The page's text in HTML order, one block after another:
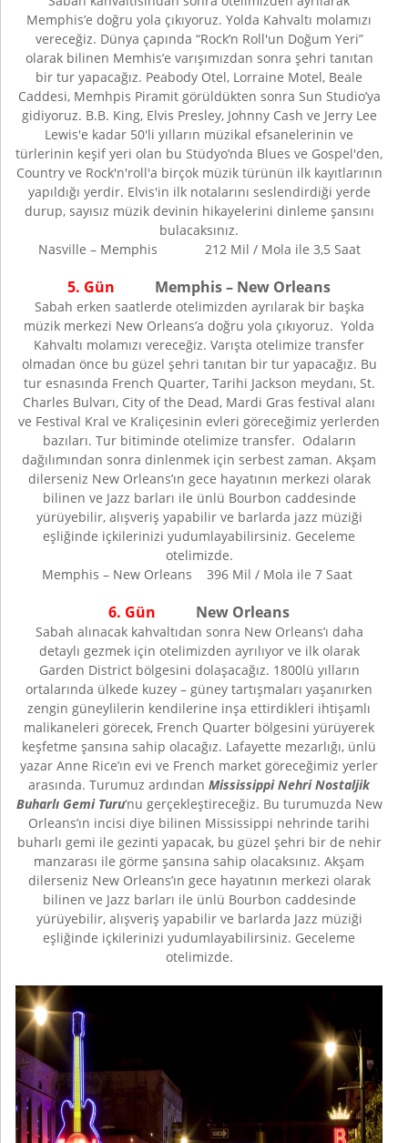
Memphis’e doğru yola çıkıyoruz. Yolda Kahvaltı molamızı
vereceğiz. Dünya çapında “Rock’n Roll'un Doğum Yeri”
olarak bilinen Memhis’e varışımızdan sonra şehri tanıtan
bir tur yapacağız. Peabody Otel, Lorraine Motel, Beale
Caddesi, Memhpis Piramit görüldükten sonra Sun Studio’ya
gidiyoruz. B.B. King, Elvis Presley, Johnny Cash ve Jerry Lee
Lewis'e kadar 50'li yılların müzikal efsanelerinin ve
türlerinin keşif yeri olan bu Stüdyo’nda Blues ve Gospel'den,
Country ve Rock'n'roll'a birçok müzik türünün ilk kayıtlarının
yapıldığı yerdir. Elvis'in ilk notalarını seslendirdiği yerde
durup, sayısız müzik devinin hikayelerini dinleme şansını
bulacaksınız.
Nasville – Memphis 212 Mil / Mola ile 3,5 Saat
5. Gün Memphis – New Orleans
Sabah erken saatlerde otelimizden ayrılarak bir başka
müzik merkezi New Orleans’a doğru yola çıkıyoruz. Yolda
Kahvaltı molamızı vereceğiz. Varışta otelimize transfer
olmadan önce bu güzel şehri tanıtan bir tur yapacağız. Bu
tur esnasında French Quarter, Tarihi Jackson meydanı, St.
Charles Bulvarı, City of the Dead, Mardi Gras festival alanı
ve Festival Kral ve Kraliçesinin evleri göreceğimiz yerlerden
bazıları. Tur bitiminde otelimize transfer. Odaların
dağılımından sonra dinlenmek için serbest zaman. Akşam
dilerseniz New Orleans’ın gece hayatının merkezi olarak
bilinen ve Jazz barları ile ünlü Bourbon caddesinde
yürüyebilir, alışveriş yapabilir ve barlarda jazz müziği
eşliğinde içkilerinizi yudumlayabilirsiniz. Geceleme
otelimizde.
Memphis – New Orleans 396 Mil / Mola ile 7 Saat
6. Gün New Orleans
Sabah alınacak kahvaltıdan sonra New Orleans’ı daha
detaylı gezmek için otelimizden ayrılıyor ve ilk olarak
Garden District bölgesini dolaşacağız. 1800lü yılların
ortalarında ülkede kuzey – güney tartışmaları yaşanırken
zengin güneylilerin kendilerine inşa ettirdikleri ihtişamlı
malikaneleri görecek, French Quarter bölgesini yürüyerek
keşfetme şansına sahip olacağız. Lafayette mezarlığı, ünlü
yazar Anne Rice’ın evi ve French market göreceğimiz yerler
arasında. Turumuz ardından Mississippi Nehri Nostaljik
Buharlı Gemi Turu‘nu gerçekleştireceğiz. Bu turumuzda New
Orleans’ın incisi diye bilinen Mississippi nehrinde tarihi
buharlı gemi ile gezinti yapacak, bu güzel şehri bir de nehir
manzarası ile görme şansına sahip olacaksınız. Akşam
dilerseniz New Orleans’ın gece hayatının merkezi olarak
bilinen ve Jazz barları ile ünlü Bourbon caddesinde
yürüyebilir, alışveriş yapabilir ve barlarda Jazz müziği
eşliğinde içkilerinizi yudumlayabilirsiniz. Geceleme
otelimizde.